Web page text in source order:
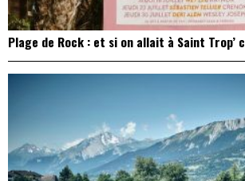
Plage de Rock : et si on allait à Saint Trop’